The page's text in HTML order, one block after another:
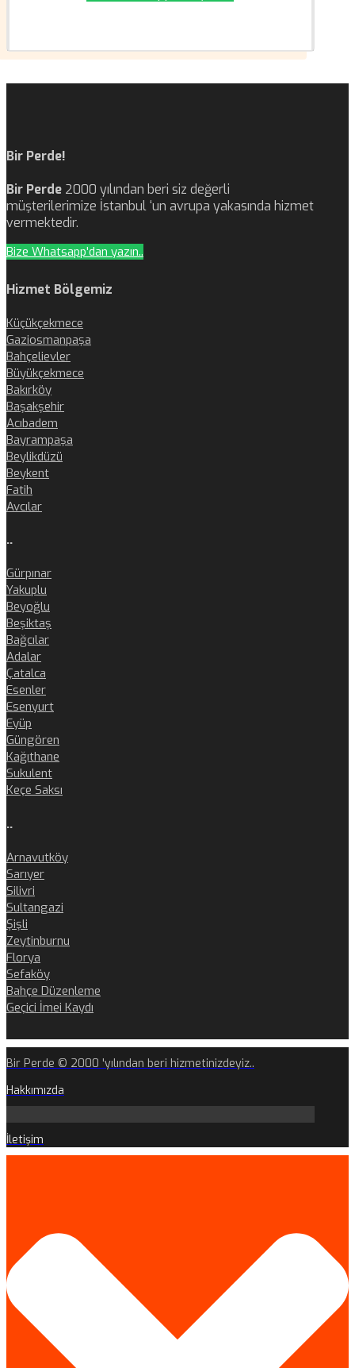
Bir Perde!
Bir Perde 2000 yılından beri siz değerli
müşterilerimize İstanbul ‘un avrupa yakasında hizmet
vermektedir.
Bize Whatsapp'dan yazın..
Hizmet Bölgemiz
Küçükçekmece
Gaziosmanpaşa
Bahçelievler
Büyükçekmece
Bakırköy
Başakşehir
Acıbadem
Bayrampaşa
Beylikdüzü
Beykent
Fatih
Avcılar
..
Gürpınar
Yakuplu
Beyoğlu
Beşiktaş
Bağcılar
Adalar
Çatalca
Esenler
Esenyurt
Eyüp
Güngören
Kağıthane
Sukulent
Keçe Saksı
..
Arnavutköy
Sarıyer
Silivri
Sultangazi
Şişli
Zeytinburnu
Florya
Sefaköy
Bahçe Düzenleme
Geçici İmei Kaydı
Bir Perde © 2000 'yılından beri hizmetinizdeyiz..
Hakkımızda
İletişim